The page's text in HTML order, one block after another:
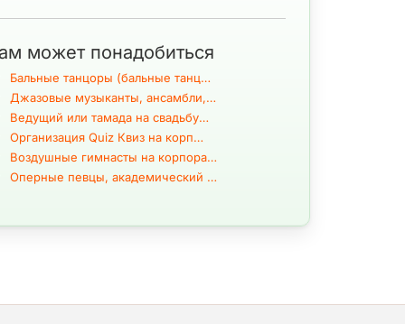
шоу могут быть с фиксированным
артистов, специализирующихся на этом
элементы в своей программе (более
детских дней рождения, юбилеев и
может понадобиться
Бальные танцоры (бальные танц…
Джазовые музыканты, ансамбли,…
Ведущий или тамада на свадьбу…
Организация Quiz Квиз на корп…
Воздушные гимнасты на корпора…
Оперные певцы, академический …